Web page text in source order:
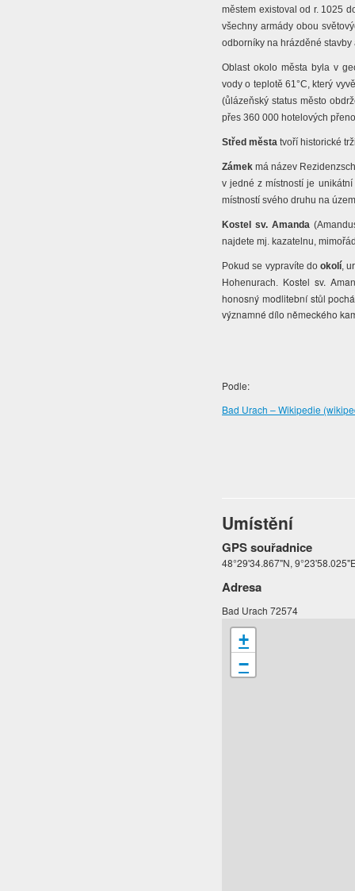
městem existoval od r. 1025
všechny armády obou
odborníky na hrázděné
Oblast okolo města byla v
vody o teplotě 61°C, který
(ůlázeňský status město
přes 360 000 hotelových
Střed města tvoří historické
Zámek má název
v jedné z místností je
místností svého druhu na
Kostel sv. Amanda
najdete mj. kazatelnu,
Pokud se vypravíte dookolí,
Hohenurach. Kostel sv.
honosný modlitební stůl
významné dílo německého
Podle:
Bad Urach – Wikipedie
Umístění
GPS souřadnice
48°29'34.867"N,
Adresa
Bad Urach 72574
+
−